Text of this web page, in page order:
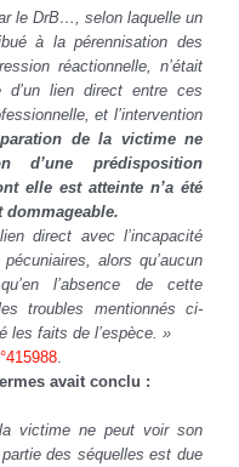
le DrB…, selon laquelle un
à la pérennisation des
réactionnelle, n’était
d’un lien direct entre ces
et l’intervention
de la victime ne
prédisposition
elle est atteinte n’a été
dommageable.
direct avec l’incapacité
alors qu’aucun
l’absence de cette
troubles mentionnés ci-
les faits de l’espèce. »
avait conclu :
victime ne peut voir son
des séquelles est due